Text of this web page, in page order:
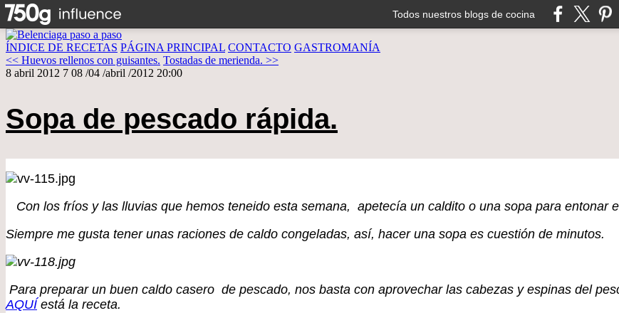
Todos nuestros blogs de cocina
ÍNDICE DE RECETAS PÁGINA PRINCIPAL CONTACTO GASTROMANÍA
<< Huevos rellenos con guisantes. Tostadas de merienda. >>
8 abril 2012 7 08 /04 /abril /2012 20:00
Sopa de pescado rápida.
Con los fríos y las lluvias que hemos teneido esta semana, apetecía un caldito o una sopa para entonar
Siempre me gusta tener unas raciones de caldo congeladas, así, hacer una sopa es cuestión de minutos.
Para preparar un buen caldo casero de pescado, nos basta con aprovechar las cabezas y espinas del
AQUÍ está la receta.